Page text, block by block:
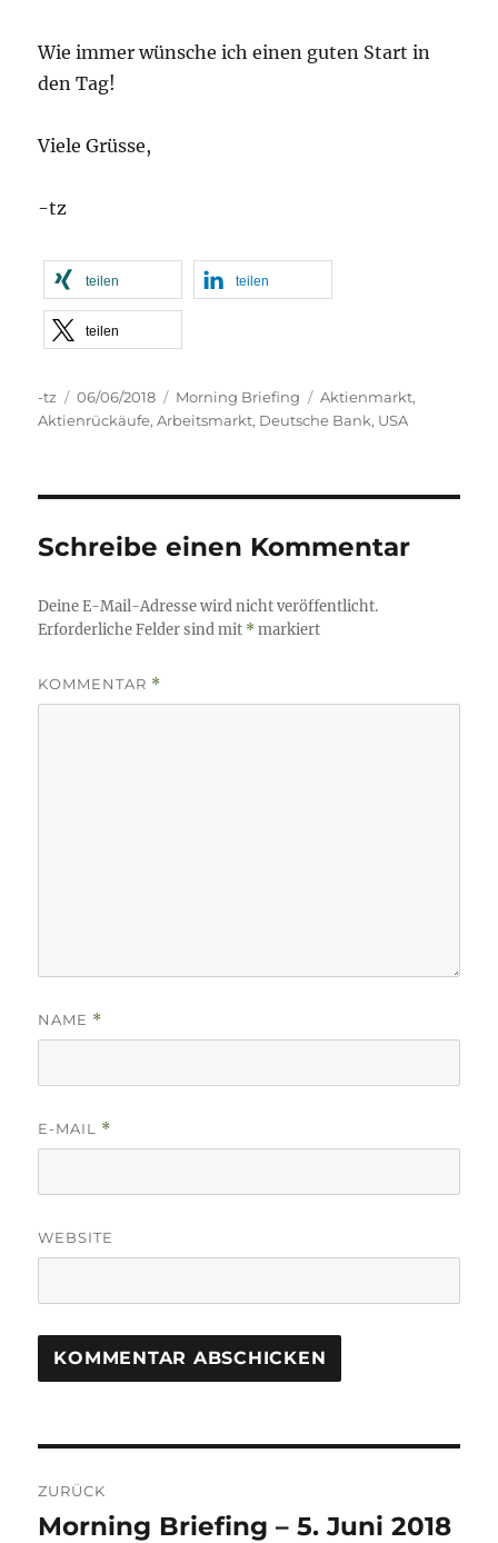
Wie immer wünsche ich einen guten Start in
den Tag!
Viele Grüsse,
-tz
teilen teilen
teilen
Autor
-tz
Veröffentlicht
am
06/06/2018 Kategorien
Morning Briefing Schlagwörter
Aktienmarkt,
Aktienrückäufe,Arbeitsmarkt, Deutsche Bank, USA
Schreibe einen Kommentar
Deine E-Mail-Adresse wird nicht veröffentlicht.
Erforderliche Felder sind mit *markiert
KOMMENTAR *
NAME *
E-MAIL *
WEBSITE
Navigation
ZURÜCK
Vorheriger
Morning Briefing – 5. Juni 2018